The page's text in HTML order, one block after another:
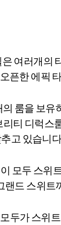
여러개의
픈한 에픽
룸을 보
티 디럭스
고 있습니
모두 스위
랜드 스위
두가 스위